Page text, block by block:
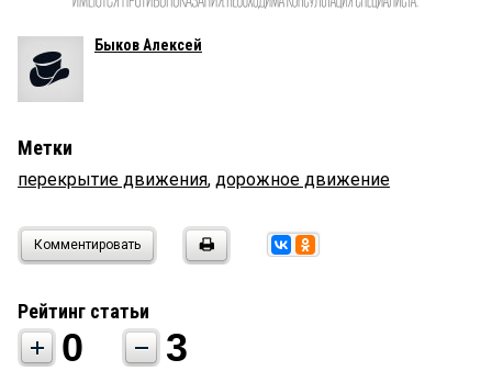
Быков Алексей
Метки
перекрытие движения, дорожное движение
Комментировать
Рейтинг статьи
0 3